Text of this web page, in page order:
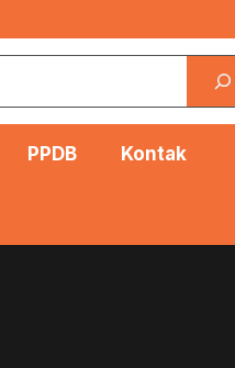
PPDB Kontak